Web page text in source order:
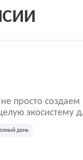
просто создаем
экосистему
но и команда,
Наша
день